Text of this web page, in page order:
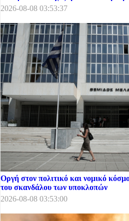
2026-08-08 03:53:37
Οργή στον πολιτικό και νομικό
του σκανδάλου των υποκλοπών
2026-08-08 03:53:00